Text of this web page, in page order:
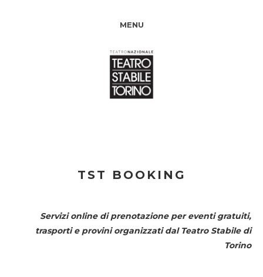
MENU
TST BOOKING
Servizi online di prenotazione per eventi gratuiti,
trasporti e provini organizzati dal Teatro Stabile di
Torino